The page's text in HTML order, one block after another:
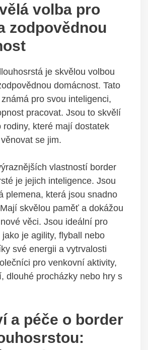
volba pro
zodpovědnou
je skvělou volbou
domácnost. Tato
pro svou inteligenci,
pracovat. Jsou to skvělí
rodiny, které mají dostatek
se jim.
vlastností border
je jejich inteligence. Jsou
plemena, která jsou snadno
skvělou paměť a dokážou
věci. Jsou ideální pro
jako je agility, flyball nebo
své energii a vytrvalosti
pro venkovní aktivity,
dlouhé procházky nebo hry s
a péče o border